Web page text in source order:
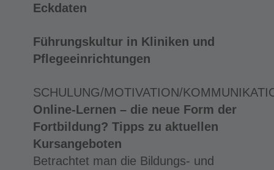
Eckdaten
Führungskultur in Kliniken und
Pflegeeinrichtungen
SCHULUNG/MOTIVATION/
Online-Lernen – die neue Form der
Fortbildung? Tipps zu aktuellen
Kursangeboten
Betrachtet man die Bildungs- und